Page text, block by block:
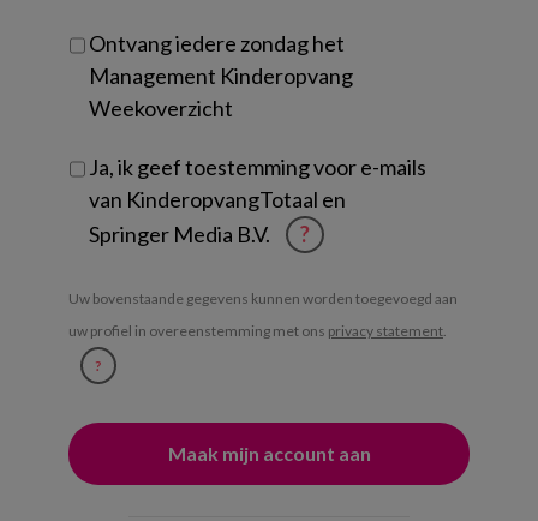
Ontvang iedere zondag het
Management Kinderopvang
Weekoverzicht
Ja, ik geef toestemming voor e-mails
van KinderopvangTotaal en
Springer Media B.V.
?
Uw bovenstaande gegevens kunnen worden toegevoegd aan
uw profiel in overeenstemming met ons privacy statement.
?